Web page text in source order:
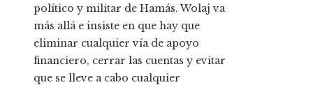
político y militar de Hamás. Wolaj va
más allá e insiste en que hay que
eliminar cualquier vía de apoyo
financiero, cerrar las cuentas y evitar
que se lleve a cabo cualquier